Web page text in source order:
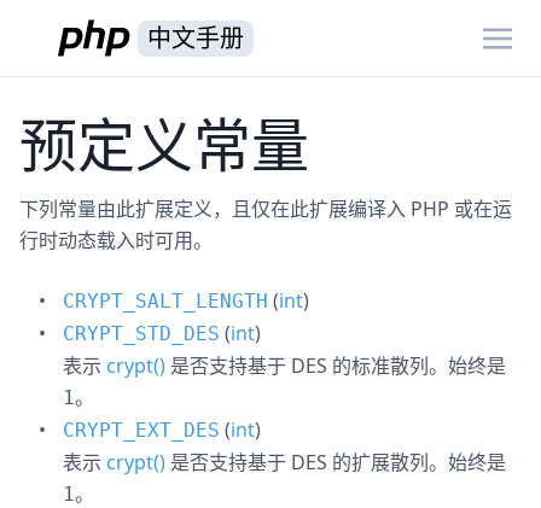
中文手册
预定义常量
下列常量由此扩展定义，且仅在此扩展编译入 PHP 或在运
行时动态载入时可用。
CRYPT_SALT_LENGTH (int)
CRYPT_STD_DES (int)
表示 crypt() 是否支持基于 DES 的标准散列。始终是
1。
CRYPT_EXT_DES (int)
表示 crypt() 是否支持基于 DES 的扩展散列。始终是
1。